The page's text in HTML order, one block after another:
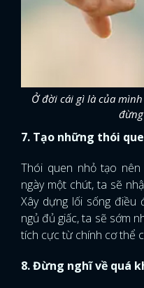
Ở đời cái gì là của
7. Tạo những thói
Thói quen nhỏ tạo
ngày một chút, ta sẽ
Xây dựng lối sống điều
ngủ đủ giấc, ta sẽ sớm
tích cực từ chính cơ thể
8. Đừng nghĩ về quá